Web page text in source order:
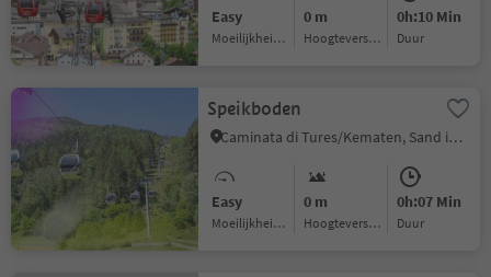
Easy
Moeilijkheidsgraad
0 m
Hoogteverschil
0h:10 Min
Duur
Speikboden
Caminata di Tures/Kematen, Sand in Taufers/Campo Tures, Ahrntal/Valle Aurina
Easy
Moeilijkheidsgraad
0 m
Hoogteverschil
0h:07 Min
Duur